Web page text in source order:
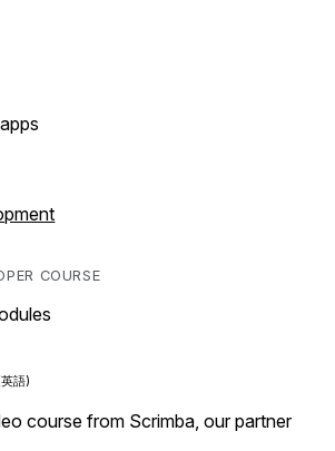
COURSE
course from Scrimba, our partner